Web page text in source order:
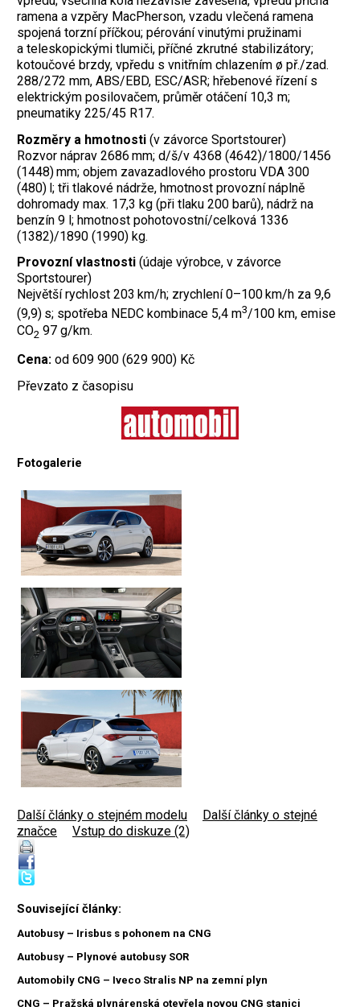
ramena a vzpěry MacPherson, vzadu vlečená ramena
spojená torzní příčkou; pérování vinutými pružinami
a teleskopickými tlumiči, příčné zkrutné stabilizátory;
kotoučové brzdy, vpředu s vnitřním chlazením ø př./zad.
288/272 mm, ABS/EBD, ESC/ASR; hřebenové řízení s
elektrickým posilovačem, průměr otáčení 10,3 m;
pneumatiky 225/45 R17.
Rozměry a hmotnosti (v závorce Sportstourer)
Rozvor náprav 2686 mm; d/š/v 4368 (4642)/1800/1456
(1448) mm; objem zavazadlového prostoru VDA 300
(480) l; tři tlakové nádrže, hmotnost provozní náplně
dohromady max. 17,3 kg (při tlaku 200 barů), nádrž na
benzín 9 l; hmotnost pohotovostní/celková 1336
(1382)/1890 (1990) kg.
Provozní vlastnosti (údaje výrobce, v závorce
Sportstourer)
Největší rychlost 203 km/h; zrychlení 0–100 km/h za 9,6
(9,9) s; spotřeba NEDC kombinace 5,4 m3/100 km, emise
CO2 97 g/km.
Cena: od 609 900 (629 900) Kč
Převzato z časopisu
Fotogalerie
Další články o stejném modelu
Další články o stejné
značce
Vstup do diskuze (2)
Související články:
Autobusy – Irisbus s pohonem na CNG
Autobusy – Plynové autobusy SOR
Automobily CNG – Iveco Stralis NP na zemní plyn
CNG – Pražská plynárenská otevřela novou CNG stanici